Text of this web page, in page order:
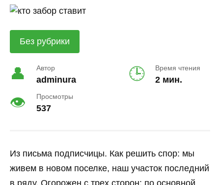
Без рубрики
Автор
adminura
Время чтения
2 мин.
Просмотры
537
Из письма подписчицы. Как решить спор: мы
живем в новом поселке, наш участок последний
в ряду. Огорожен с трех сторон: по основной